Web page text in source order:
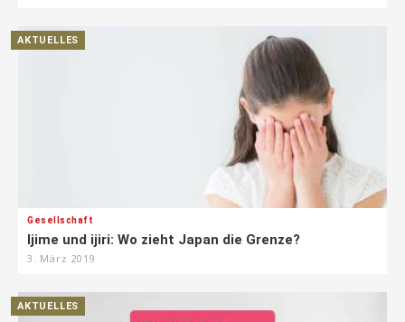
AKTUELLES
Gesellschaft
Ijime und ijiri: Wo zieht Japan die Grenze?
3. März 2019
AKTUELLES